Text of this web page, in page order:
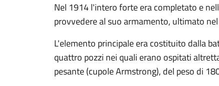
Nel 1914 l'intero forte era completato e
provvedere al suo armamento, ultimato
L'elemento principale era costituito dalla
quattro pozzi nei quali erano ospitati
pesante (cupole Armstrong), del peso di